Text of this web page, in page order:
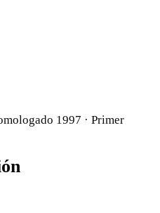
1997 · Primer